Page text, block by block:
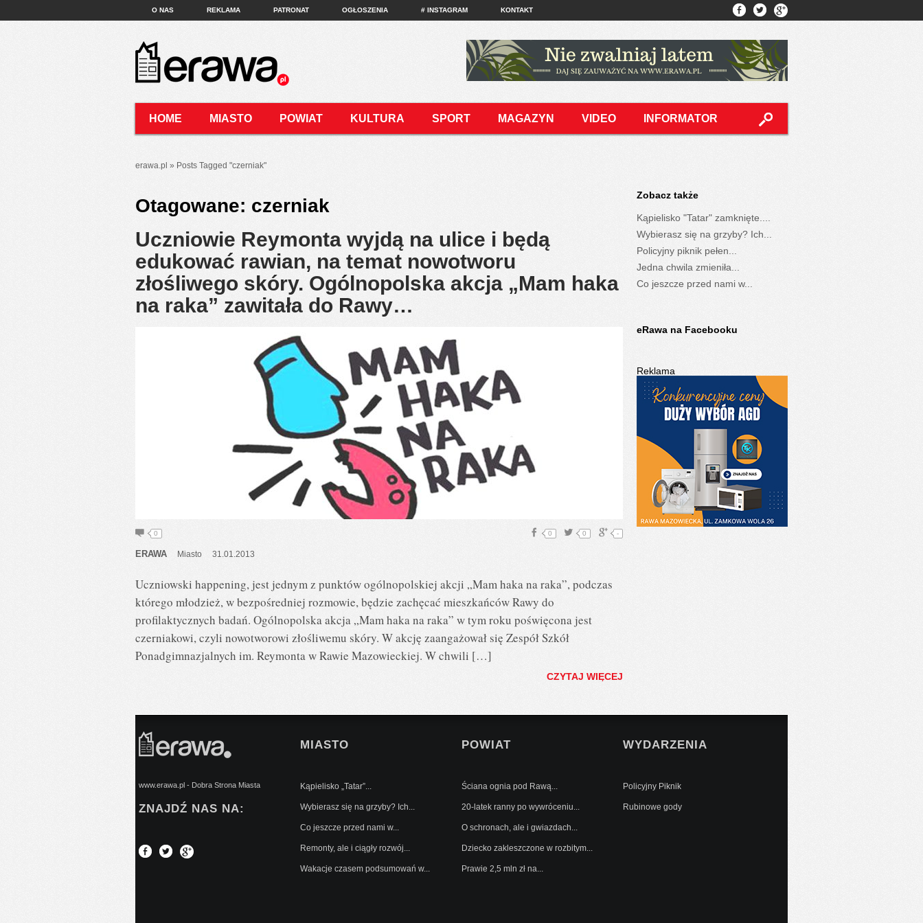
O NAS REKLAMA PATRONAT OGŁOSZENIA # INSTAGRAM KONTAKT
HOME MIASTO POWIAT KULTURA SPORT MAGAZYN VIDEO INFORMATOR
erawa.pl » Posts Tagged "czerniak"
Otagowane: czerniak
Uczniowie Reymonta wyjdą na ulice i będą
edukować rawian, na temat nowotworu
złośliwego skóry. Ogólnopolska akcja „Mam haka
na raka” zawitała do Rawy…
0 -
0
0
ERAWA Miasto 31.01.2013
Uczniowski happening, jest jednym z punktów ogólnopolskiej akcji „Mam haka na raka”, podczas
którego młodzież, w bezpośredniej rozmowie, będzie zachęcać mieszkańców Rawy do
profilaktycznych badań. Ogólnopolska akcja „Mam haka na raka” w tym roku poświęcona jest
czerniakowi, czyli nowotworowi złośliwemu skóry. W akcję zaangażował się Zespół Szkół
Ponadgimnazjalnych im. Reymonta w Rawie Mazowieckiej. W chwili […]
CZYTAJ WIĘCEJ
Zobacz także
Kąpielisko "Tatar" zamknięte....
Wybierasz się na grzyby? Ich...
Policyjny piknik pełen...
Jedna chwila zmieniła...
Co jeszcze przed nami w...
eRawa na Facebooku
Reklama
www.erawa.pl - Dobra Strona Miasta
ZNAJDŹ NAS NA:
MIASTO
Kąpielisko „Tatar”...
Wybierasz się na grzyby? Ich...
Co jeszcze przed nami w...
Remonty, ale i ciągły rozwój...
Wakacje czasem podsumowań w...
POWIAT
Ściana ognia pod Rawą...
20-latek ranny po wywróceniu...
O schronach, ale i gwiazdach...
Dziecko zakleszczone w rozbitym...
Prawie 2,5 mln zł na...
WYDARZENIA
Policyjny Piknik
Rubinowe gody